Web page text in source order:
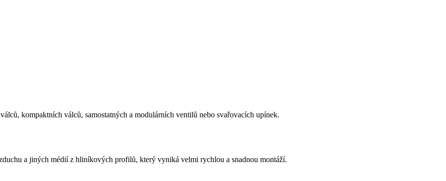
kompaktních válců, samostatných a modulárních ventilů nebo svařovacích upínek.
a jiných médií z hliníkových profilů, který vyniká velmi rychlou a snadnou montáží.